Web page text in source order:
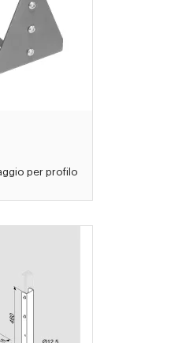
per profilo